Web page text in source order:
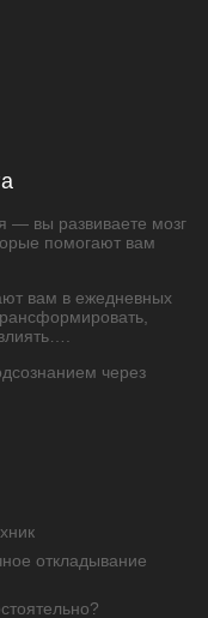
— вы развиваете мозг
помогают вам
вам в ежедневных
через
откладывание